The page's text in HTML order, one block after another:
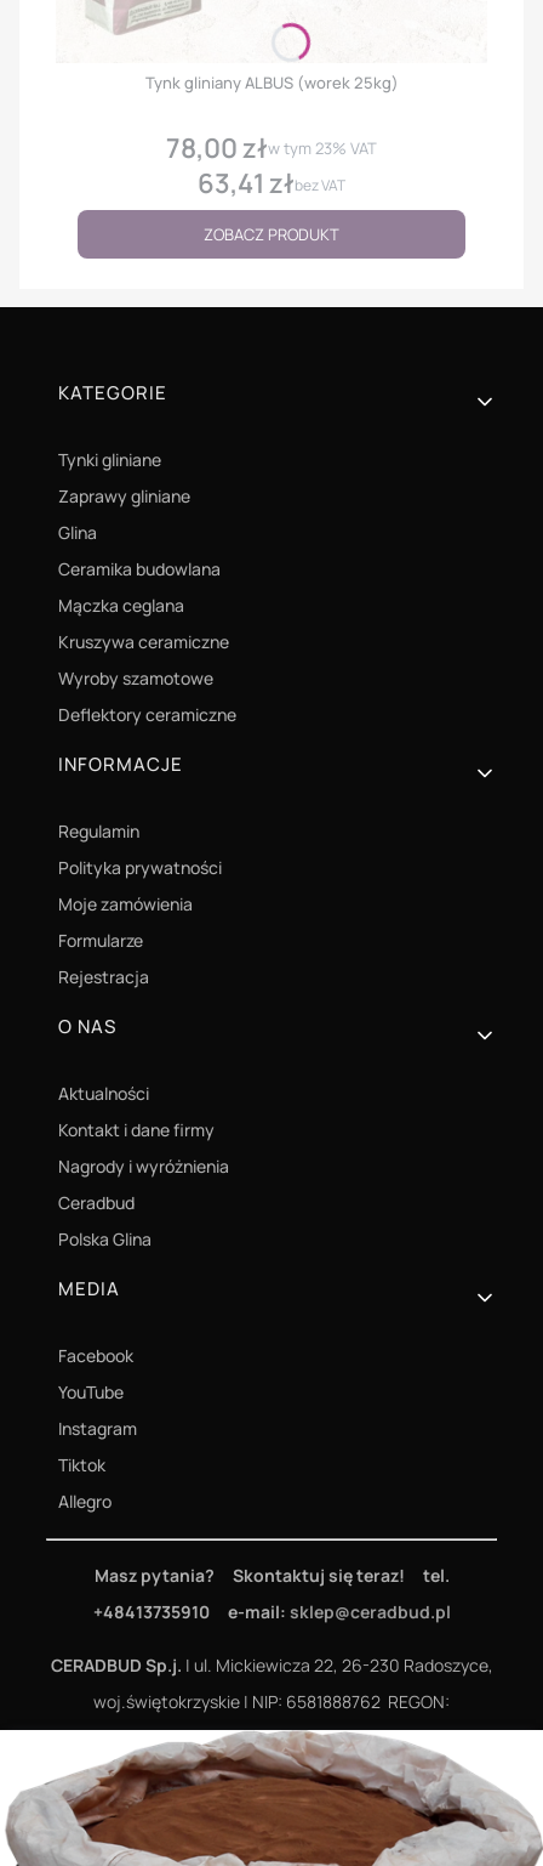
Tynk gliniany ALBUS (worek 25kg)
Cena
78,00 złw tym 23% VAT
Cena
63,41 złbez VAT
ZOBACZ PRODUKT
Linki w stopce
KATEGORIE
Tynki gliniane
Zaprawy gliniane
Glina
Ceramika budowlana
Mączka ceglana
Kruszywa ceramiczne
Wyroby szamotowe
Deflektory ceramiczne
INFORMACJE
Regulamin
Polityka prywatności
Moje zamówienia
Formularze
Rejestracja
O NAS
Aktualności
Kontakt i dane firmy
Nagrody i wyróżnienia
Ceradbud
Polska Glina
MEDIA
Facebook
YouTube
Instagram
Tiktok
Allegro
Masz pytania? Skontaktuj się teraz! tel.
+48413735910 e-mail: sklep@ceradbud.pl
CERADBUD Sp.j. | ul. Mickiewicza 22, 26-230 Radoszyce,
woj.świętokrzyskie | NIP: 6581888762 REGON:
260069958
Wszelkie prawa zastrzeżone © 2015-2026 CERADBUD|
Projekt graficzny i realizacja:Nanotechnic.pl| Foto-